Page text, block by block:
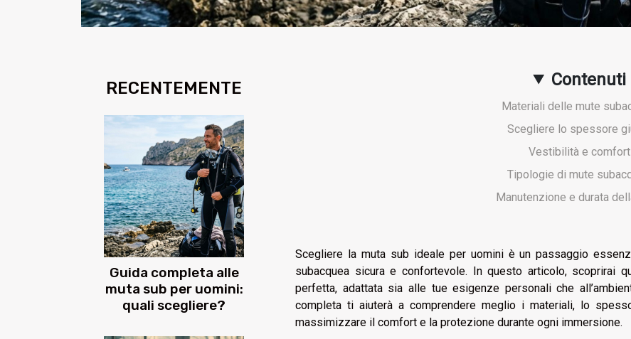
RECENTEMENTE
Guida completa alle
muta sub per uomini:
quali scegliere?
Contenuti
Materiali delle mute
Scegliere lo spessore
Vestibilità e comfort
Tipologie di mute
Manutenzione e durata
Scegliere la muta sub ideale per uomini è un passaggio
subacquea sicura e confortevole. In questo articolo, scoprirai
perfetta, adattata sia alle tue esigenze personali che
completa ti aiuterà a comprendere meglio i materiali, lo
massimizzare il comfort e la protezione durante ogni immersione.